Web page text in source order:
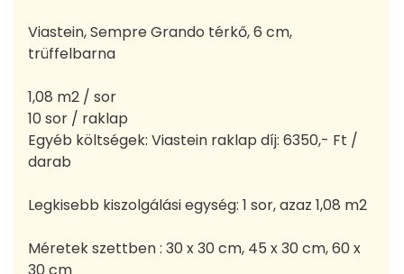
Viastein, Sempre Grando térkő, 6 cm,
trüffelbarna
1,08 m2 / sor
10 sor / raklap
Egyéb költségek: Viastein raklap díj: 6350,- Ft /
darab
Legkisebb kiszolgálási egység: 1 sor, azaz 1,08 m2
Méretek szettben : 30 x 30 cm, 45 x 30 cm, 60 x
30 cm